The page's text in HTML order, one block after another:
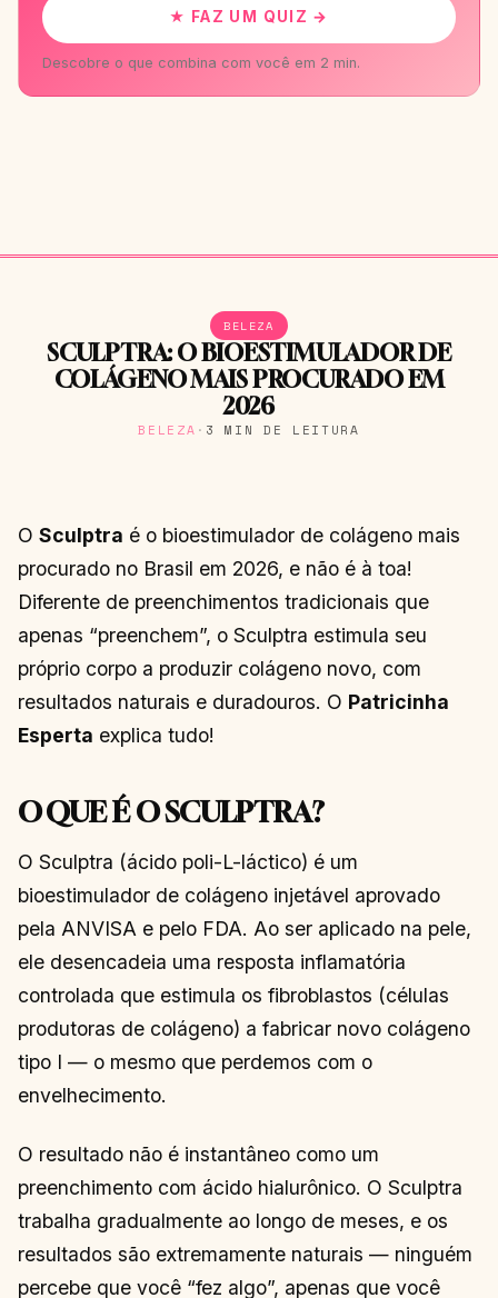
★ FAZ UM QUIZ →
Descobre o que combina com você em 2 min.
BELEZA
SCULPTRA: O BIOESTIMULADOR DE
COLÁGENO MAIS PROCURADO EM
2026
BELEZA · 3 MIN DE LEITURA
O Sculptra é o bioestimulador de colágeno mais
procurado no Brasil em 2026, e não é à toa!
Diferente de preenchimentos tradicionais que
apenas “preenchem”, o Sculptra estimula seu
próprio corpo a produzir colágeno novo, com
resultados naturais e duradouros. O Patricinha
Esperta explica tudo!
O QUE É O SCULPTRA?
O Sculptra (ácido poli-L-láctico) é um
bioestimulador de colágeno injetável aprovado
pela ANVISA e pelo FDA. Ao ser aplicado na pele,
ele desencadeia uma resposta inflamatória
controlada que estimula os fibroblastos (células
produtoras de colágeno) a fabricar novo colágeno
tipo I — o mesmo que perdemos com o
envelhecimento.
O resultado não é instantâneo como um
preenchimento com ácido hialurônico. O Sculptra
trabalha gradualmente ao longo de meses, e os
resultados são extremamente naturais — ninguém
percebe que você “fez algo”, apenas que você